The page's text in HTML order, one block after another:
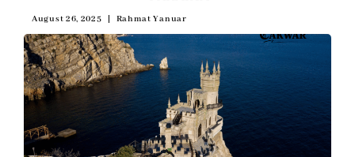
August 26, 2025 Rahmat Yanuar